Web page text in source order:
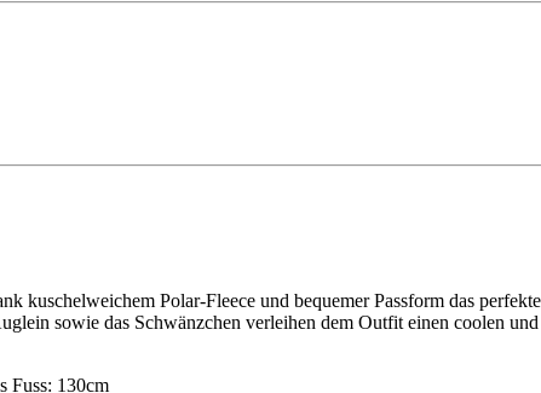
kuschelweichem Polar-Fleece und bequemer Passform das
sowie das Schwänzchen verleihen dem Outfit einen coolen
Fuss: 130cm